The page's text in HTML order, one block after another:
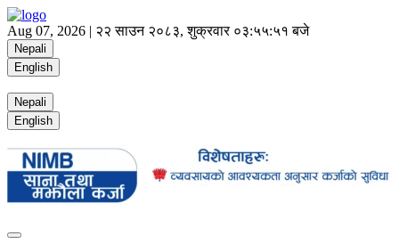
Aug 07, 2026 | २२ साउन २०८३, शुक्रवार ०३:५५:५१ बजे
Nepali
English
Nepali
English